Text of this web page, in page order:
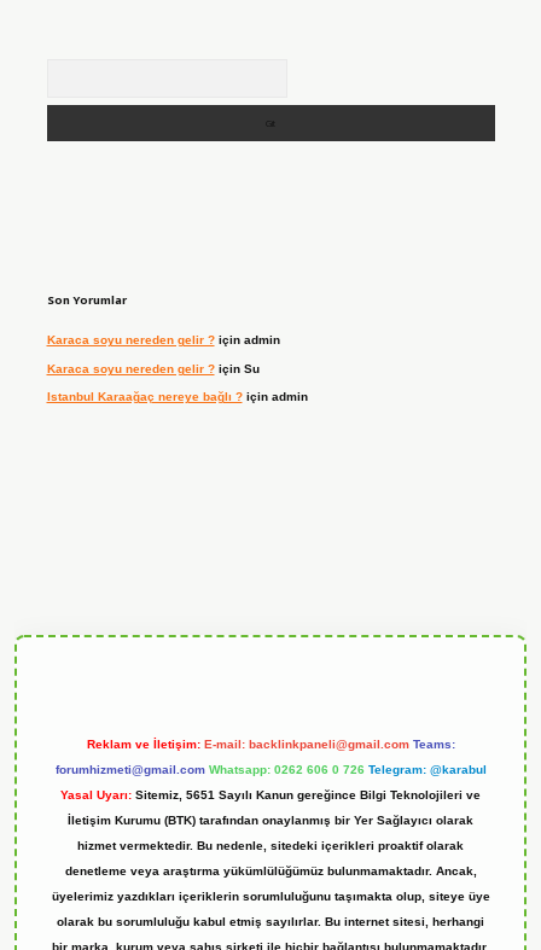
Son Yorumlar
Karaca soyu nereden gelir ?için admin
Karaca soyu nereden gelir ?için Su
Istanbul Karaağaç nereye bağlı ?için admin
Reklam ve İletişim: E-mail: backlinkpaneli@gmail.com Teams:
forumhizmeti@gmail.com Whatsapp: 0262 606 0 726 Telegram: @karabul
Yasal Uyarı: Sitemiz, 5651 Sayılı Kanun gereğince Bilgi Teknolojileri ve
İletişim Kurumu (BTK) tarafından onaylanmış bir Yer Sağlayıcı olarak
hizmet vermektedir. Bu nedenle, sitedeki içerikleri proaktif olarak
denetleme veya araştırma yükümlülüğümüz bulunmamaktadır. Ancak,
üyelerimiz yazdıkları içeriklerin sorumluluğunu taşımakta olup, siteye üye
olarak bu sorumluluğu kabul etmiş sayılırlar. Bu internet sitesi, herhangi
bir marka, kurum veya şahıs şirketi ile hiçbir bağlantısı bulunmamaktadır.